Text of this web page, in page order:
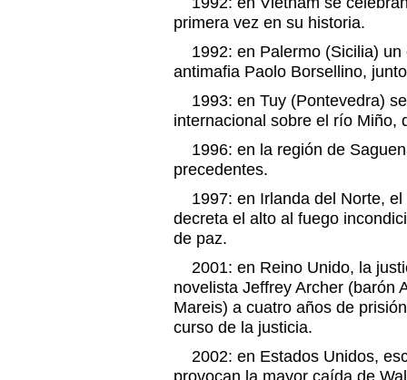
primera vez en su historia.
1992: en Palermo (Sicilia) un
antimafia Paolo Borsellino,
1993: en Tuy (Pontevedra)
internacional sobre el río Miño,
1996: en la región de
precedentes.
1997: en Irlanda del Norte, el
decreta el alto al fuego
de paz.
2001: en Reino Unido, la
novelista Jeffrey Archer (barón
Mareis) a cuatro años de
curso de la justicia.
2002: en Estados Unidos,
provocan la mayor caída de